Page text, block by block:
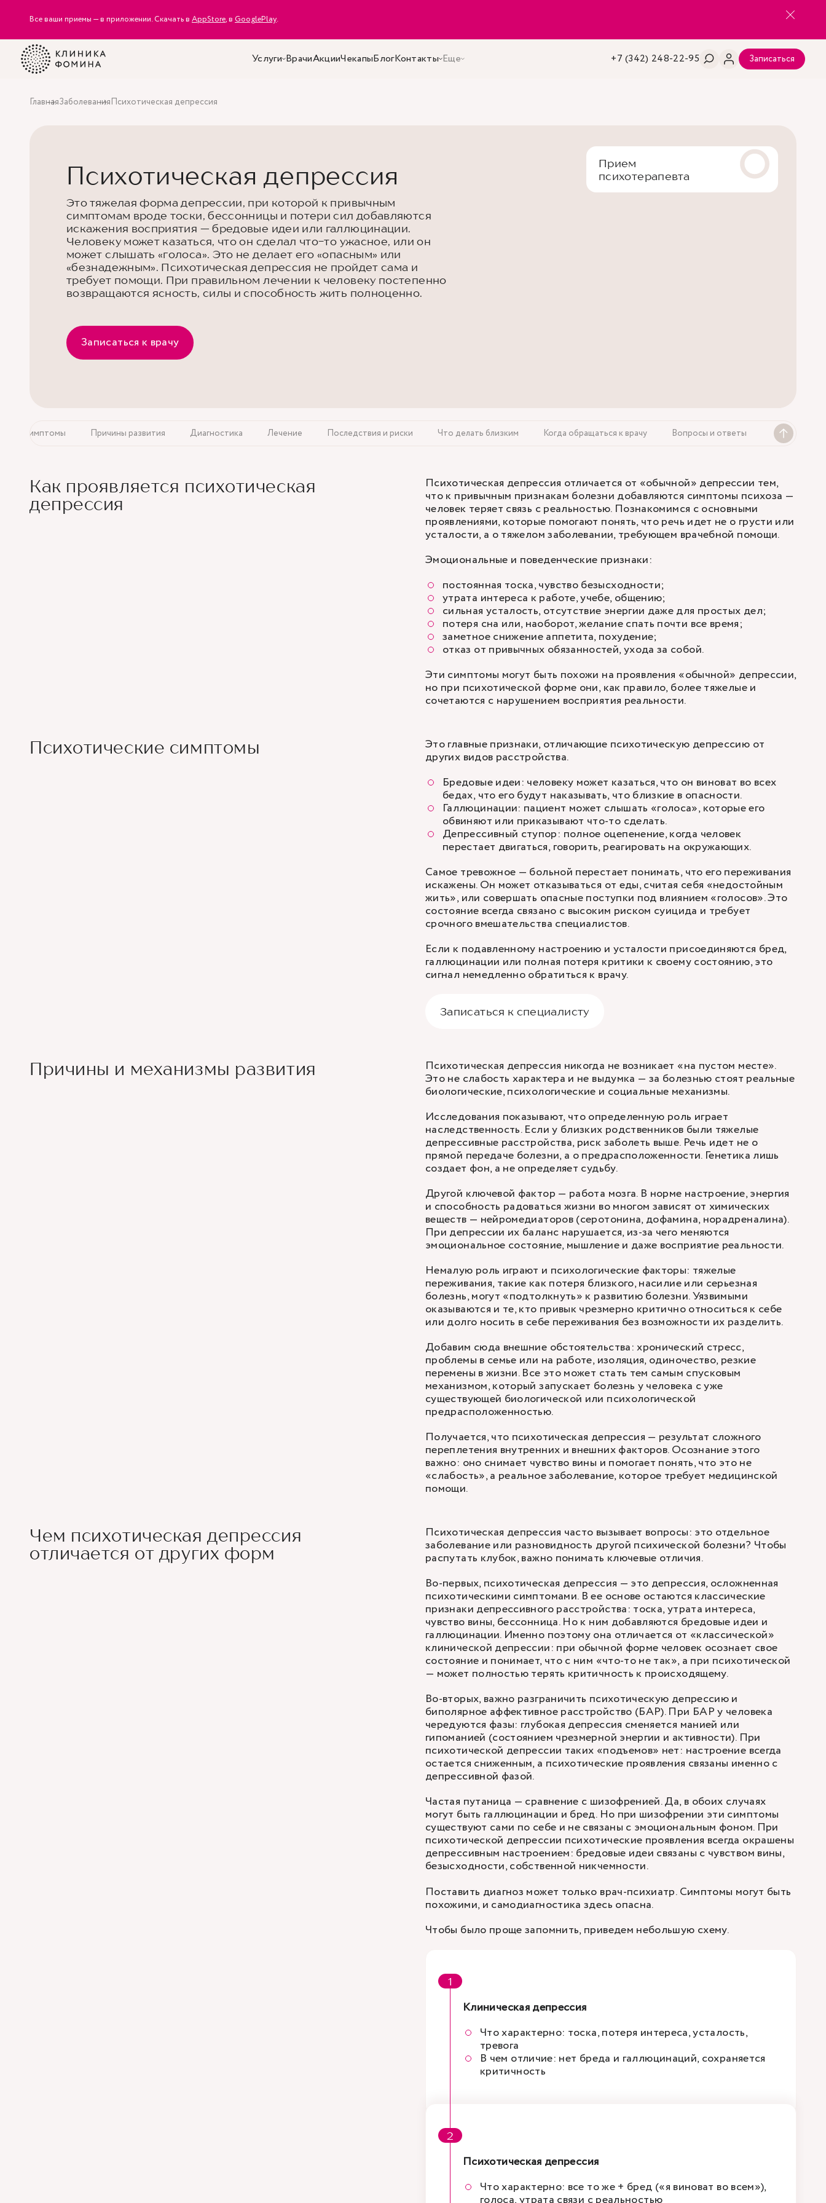
Все ваши приемы — в приложении. Скачать в AppStore, в GooglePlay.
Услуги ВрачиАкцииЧекапыБлогКонтакты Еще +7 (342) 248-22-95 Записаться
ГлавнаяЗаболеванияПсихотическая депрессия
Психотическая депрессия
Это тяжелая форма депрессии, при которой к привычным
симптомам вроде тоски, бессонницы и потери сил добавляются
искажения восприятия — бредовые идеи или галлюцинации.
Человеку может казаться, что он сделал что-то ужасное, или он
может слышать «голоса». Это не делает его «опасным» или
«безнадежным». Психотическая депрессия не пройдет сама и
требует помощи. При правильном лечении к человеку постепенно
возвращаются ясность, силы и способность жить полноценно.
Записаться к врачу
Прием
психотерапевта
Симптомы Причины развития Диагностика Лечение Последствия и риски Что делать близким Когда обращаться к врачу Вопросы и ответы
Как проявляется психотическая
депрессия
Психотическая депрессия отличается от «обычной» депрессии тем,
что к привычным признакам болезни добавляются симптомы психоза —
человек теряет связь с реальностью. Познакомимся с основными
проявлениями, которые помогают понять, что речь идет не о грусти или
усталости, а о тяжелом заболевании, требующем врачебной помощи.
Эмоциональные и поведенческие признаки:
постоянная тоска, чувство безысходности;
утрата интереса к работе, учебе, общению;
сильная усталость, отсутствие энергии даже для простых дел;
потеря сна или, наоборот, желание спать почти все время;
заметное снижение аппетита, похудение;
отказ от привычных обязанностей, ухода за собой.
Эти симптомы могут быть похожи на проявления «обычной» депрессии,
но при психотической форме они, как правило, более тяжелые и
сочетаются с нарушением восприятия реальности.
Психотические симптомы
Это главные признаки, отличающие психотическую депрессию от
других видов расстройства.
Бредовые идеи: человеку может казаться, что он виноват во всех
бедах, что его будут наказывать, что близкие в опасности.
Галлюцинации: пациент может слышать «голоса», которые его
обвиняют или приказывают что-то сделать.
Депрессивный ступор: полное оцепенение, когда человек
перестает двигаться, говорить, реагировать на окружающих.
Самое тревожное — больной перестает понимать, что его переживания
искажены. Он может отказываться от еды, считая себя «недостойным
жить», или совершать опасные поступки под влиянием «голосов». Это
состояние всегда связано с высоким риском суицида и требует
срочного вмешательства специалистов.
Если к подавленному настроению и усталости присоединяются бред,
галлюцинации или полная потеря критики к своему состоянию, это
сигнал немедленно обратиться к врачу.
Записаться к специалисту
Причины и механизмы развития
Психотическая депрессия никогда не возникает «на пустом месте».
Это не слабость характера и не выдумка — за болезнью стоят реальные
биологические, психологические и социальные механизмы.
Исследования показывают, что определенную роль играет
наследственность. Если у близких родственников были тяжелые
депрессивные расстройства, риск заболеть выше. Речь идет не о
прямой передаче болезни, а о предрасположенности. Генетика лишь
создает фон, а не определяет судьбу.
Другой ключевой фактор — работа мозга. В норме настроение, энергия
и способность радоваться жизни во многом зависят от химических
веществ — нейромедиаторов (серотонина, дофамина, норадреналина).
При депрессии их баланс нарушается, из-за чего меняются
эмоциональное состояние, мышление и даже восприятие реальности.
Немалую роль играют и психологические факторы: тяжелые
переживания, такие как потеря близкого, насилие или серьезная
болезнь, могут «подтолкнуть» к развитию болезни. Уязвимыми
оказываются и те, кто привык чрезмерно критично относиться к себе
или долго носить в себе переживания без возможности их разделить.
Добавим сюда внешние обстоятельства: хронический стресс,
проблемы в семье или на работе, изоляция, одиночество, резкие
перемены в жизни. Все это может стать тем самым спусковым
механизмом, который запускает болезнь у человека с уже
существующей биологической или психологической
предрасположенностью.
Получается, что психотическая депрессия — результат сложного
переплетения внутренних и внешних факторов. Осознание этого
важно: оно снимает чувство вины и помогает понять, что это не
«слабость», а реальное заболевание, которое требует медицинской
помощи.
Чем психотическая депрессия
отличается от других форм
Психотическая депрессия часто вызывает вопросы: это отдельное
заболевание или разновидность другой психической болезни? Чтобы
распутать клубок, важно понимать ключевые отличия.
Во-первых, психотическая депрессия — это депрессия, осложненная
психотическими симптомами. В ее основе остаются классические
признаки депрессивного расстройства: тоска, утрата интереса,
чувство вины, бессонница. Но к ним добавляются бредовые идеи и
галлюцинации. Именно поэтому она отличается от «классической»
клинической депрессии: при обычной форме человек осознает свое
состояние и понимает, что с ним «что-то не так», а при психотической
— может полностью терять критичность к происходящему.
Во-вторых, важно разграничить психотическую депрессию и
биполярное аффективное расстройство (БАР). При БАР у человека
чередуются фазы: глубокая депрессия сменяется манией или
гипоманией (состоянием чрезмерной энергии и активности). При
психотической депрессии таких «подъемов» нет: настроение всегда
остается сниженным, а психотические проявления связаны именно с
депрессивной фазой.
Частая путаница — сравнение с шизофренией. Да, в обоих случаях
могут быть галлюцинации и бред. Но при шизофрении эти симптомы
существуют сами по себе и не связаны с эмоциональным фоном. При
психотической депрессии психотические проявления всегда окрашены
депрессивным настроением: бредовые идеи связаны с чувством вины,
безысходности, собственной никчемности.
Поставить диагноз может только врач-психиатр. Симптомы могут быть
похожими, и самодиагностика здесь опасна.
Чтобы было проще запомнить, приведем небольшую схему.
Клиническая депрессия
Что характерно: тоска, потеря интереса, усталость,
тревога
В чем отличие: нет бреда и галлюцинаций, сохраняется
критичность
Психотическая депрессия
Что характерно: все то же + бред («я виноват во всем»),